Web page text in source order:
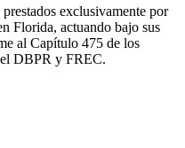
exclusivamente por
Florida, actuando bajo sus
al Capítulo 475 de los
DBPR y FREC.